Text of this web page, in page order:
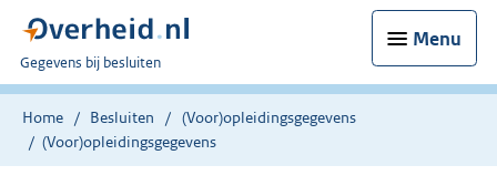
Menu
U
bent
nu
hier:
Gegevens bij besluiten
Home Besluiten
(Voor)opleidingsgegevens
(Voor)opleidingsgegevens